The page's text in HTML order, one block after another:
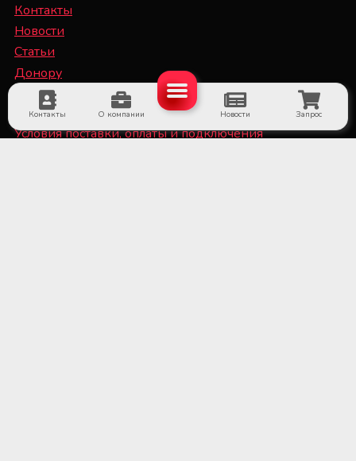
Контакты О компании Новости Запрос
Контакты
Новости
Статьи
Донору
Специалисту
Условия поставки, оплаты и подключения